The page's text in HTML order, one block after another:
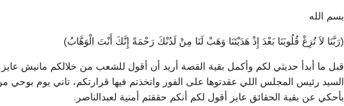
بسم الله
(رَبَّنَا لاَ تُزِغْ قُلُوبَنَا بَعْدَ إِذْ هَدَيْتَنَا وَهَبْ لَنَا مِنْ لَدُنْكَ رَحْمَةً إِنَّكَ أَنْتَ الْوَهَّابُ)
قبل ما أبدأ حديثي لكم وأكمل بقية القصة أريد أن أقول للشعب من خلالكم مانيش
السيد رئيس المجلس اللي عقدتوها على الفور واتخذتم فيها قرارتكم، تاني يوم
بأحكي عن بقية الحقائق عايز أقول لكم أنكم حققتم أمنية لعبدالناصر.